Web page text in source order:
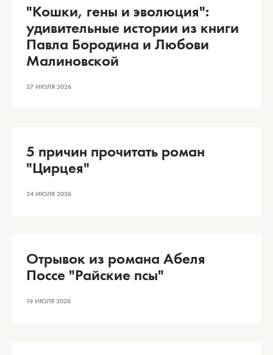
"Кошки, гены и эволюция":
удивительные истории из книги
Павла Бородина и Любови
Малиновской
27 ИЮЛЯ 2026
5 причин прочитать роман
"Цирцея"
24 ИЮЛЯ 2026
Отрывок из романа Абеля
Поссе "Райские псы"
19 ИЮЛЯ 2026